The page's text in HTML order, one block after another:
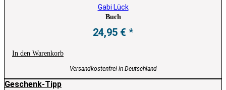
Gabi Lück
Buch
24,95 €
In den Warenkorb
Versandkostenfrei in Deutschland
Geschenk-Tipp